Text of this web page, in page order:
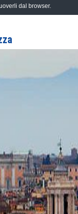
dal browser.